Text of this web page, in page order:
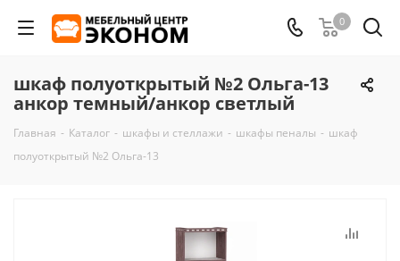
0
шкаф полуоткрытый №2 Ольга-13
анкор темный/анкор светлый
Главная - Каталог - шкафы и стеллажи - шкафы пеналы - шкаф
полуоткрытый №2 Ольга-13